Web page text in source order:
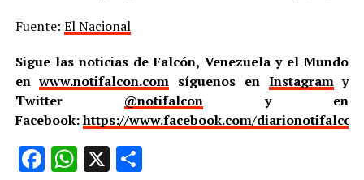
Fuente: El Nacional
Sigue las noticias de Falcón, Venezuela y el Mundo
enwww.notifalcon.com síguenos en Instagramy
Twitter @notifalcony en
Facebook:https://www.facebook.com/
Facebook
WhatsApp
X Compartir